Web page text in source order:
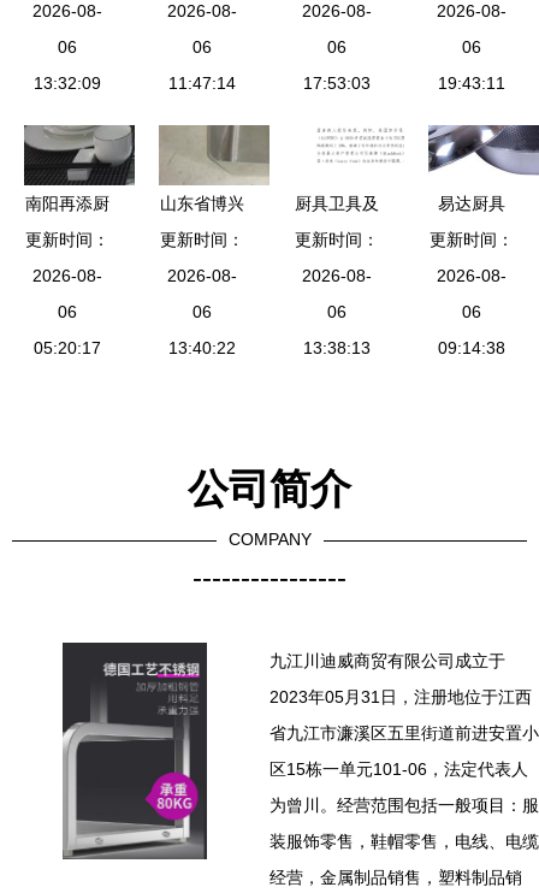
食品级硅胶
铲与不粘锅
的完美搭档
2026-08-
06
13:32:09
备厂
2026-08-
06
11:47:14
制品的行业
全景 从厨
具到卫具的
2026-08-
06
17:53:03
思维 探鱼
新公司与厨
具卫具的创
2026-08-
06
19:43:11
南阳再添厨
具新地标
汇聚特色厨
具与卫具的
工厂店盛大
更新时间：
2026-08-
06
05:20:17
山东省博兴
县宝洁厨具
制造厂 炊
事设备与厨
具卫具产品
更新时间：
2026-08-
06
13:40:22
厨具卫具及
日用杂品批
发企业ESG
实践与创新
战略研究报
更新时间：
2026-08-
06
13:38:13
易达厨具
产品、图片
与加盟店全
方位解析，
开启厨卫事
更新时间：
2026-08-
06
09:14:38
公司简介
COMPANY
----------------
九江川迪威商贸有限公司成立于
2023年05月31日，注册地位于江西
省九江市濂溪区五里街道前进安置小
区15栋一单元101-06，法定代表人
为曾川。经营范围包括一般项目：服
装服饰零售，鞋帽零售，电线、电缆
经营，金属制品销售，塑料制品销